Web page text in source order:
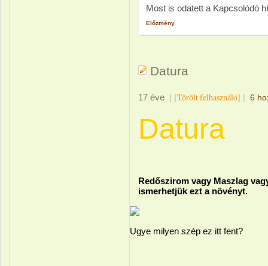
Most is odatett a Kapcsolódó
Előzmény
Datura
17 éve | [Törölt felhasználó] | 6
Datura
Redőszirom vagy Maszlag
ismerhetjük ezt a növényt.
Ugye milyen szép ez itt fent?